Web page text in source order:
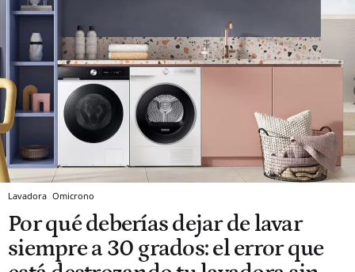
Lavadora Omicrono
Por qué deberías dejar de lavar
siempre a 30 grados: el error que